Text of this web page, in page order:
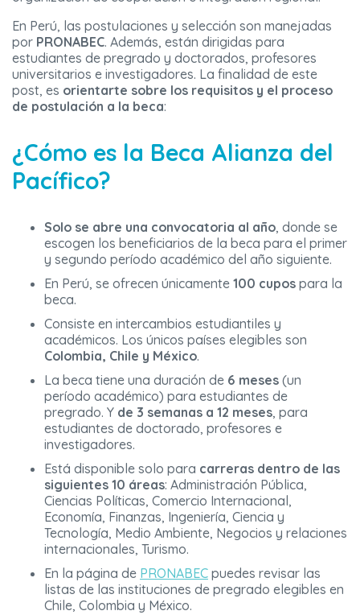
En Perú, las postulaciones y selección son manejadas
por PRONABEC. Además, están dirigidas para
estudiantes de pregrado y doctorados, profesores
universitarios e investigadores. La finalidad de este
post, es orientarte sobre los requisitos y el proceso
de postulación a la beca:
¿Cómo es la Beca Alianza del
Pacífico?
Solo se abre una convocatoria al año, donde se
escogen los beneficiarios de la beca para el primer
y segundo período académico del año siguiente.
En Perú, se ofrecen únicamente 100 cupos para la
beca.
Consiste en intercambios estudiantiles y
académicos. Los únicos países elegibles son
Colombia, Chile y México.
La beca tiene una duración de 6 meses (un
período académico) para estudiantes de
pregrado. Y de 3 semanas a 12 meses, para
estudiantes de doctorado, profesores e
investigadores.
Está disponible solo para carreras dentro de las
siguientes 10 áreas: Administración Pública,
Ciencias Políticas, Comercio Internacional,
Economía, Finanzas, Ingeniería, Ciencia y
Tecnología, Medio Ambiente, Negocios y relaciones
internacionales, Turismo.
En la página de PRONABEC puedes revisar las
listas de las instituciones de pregrado elegibles en
Chile, Colombia y México.